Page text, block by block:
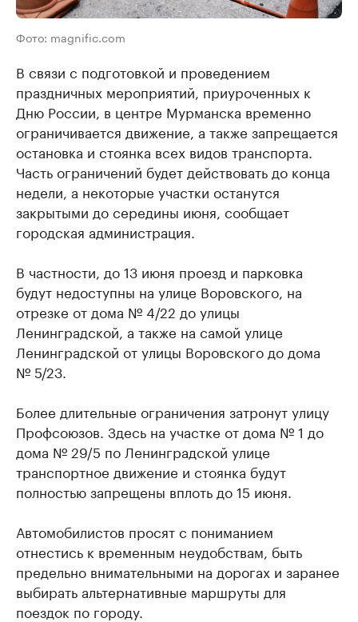
Фото: magnific.com
В связи с подготовкой и проведением
праздничных мероприятий, приуроченных к
Дню России, в центре Мурманска временно
ограничивается движение, а также запрещается
остановка и стоянка всех видов транспорта.
Часть ограничений будет действовать до конца
недели, а некоторые участки останутся
закрытыми до середины июня, сообщает
городская администрация.
В частности, до 13 июня проезд и парковка
будут недоступны на улице Воровского, на
отрезке от дома № 4/22 до улицы
Ленинградской, а также на самой улице
Ленинградской от улицы Воровского до дома
№ 5/23.
Более длительные ограничения затронут улицу
Профсоюзов. Здесь на участке от дома № 1 до
дома № 29/5 по Ленинградской улице
транспортное движение и стоянка будут
полностью запрещены вплоть до 15 июня.
Автомобилистов просят с пониманием
отнестись к временным неудобствам, быть
предельно внимательными на дорогах и заранее
выбирать альтернативные маршруты для
поездок по городу.